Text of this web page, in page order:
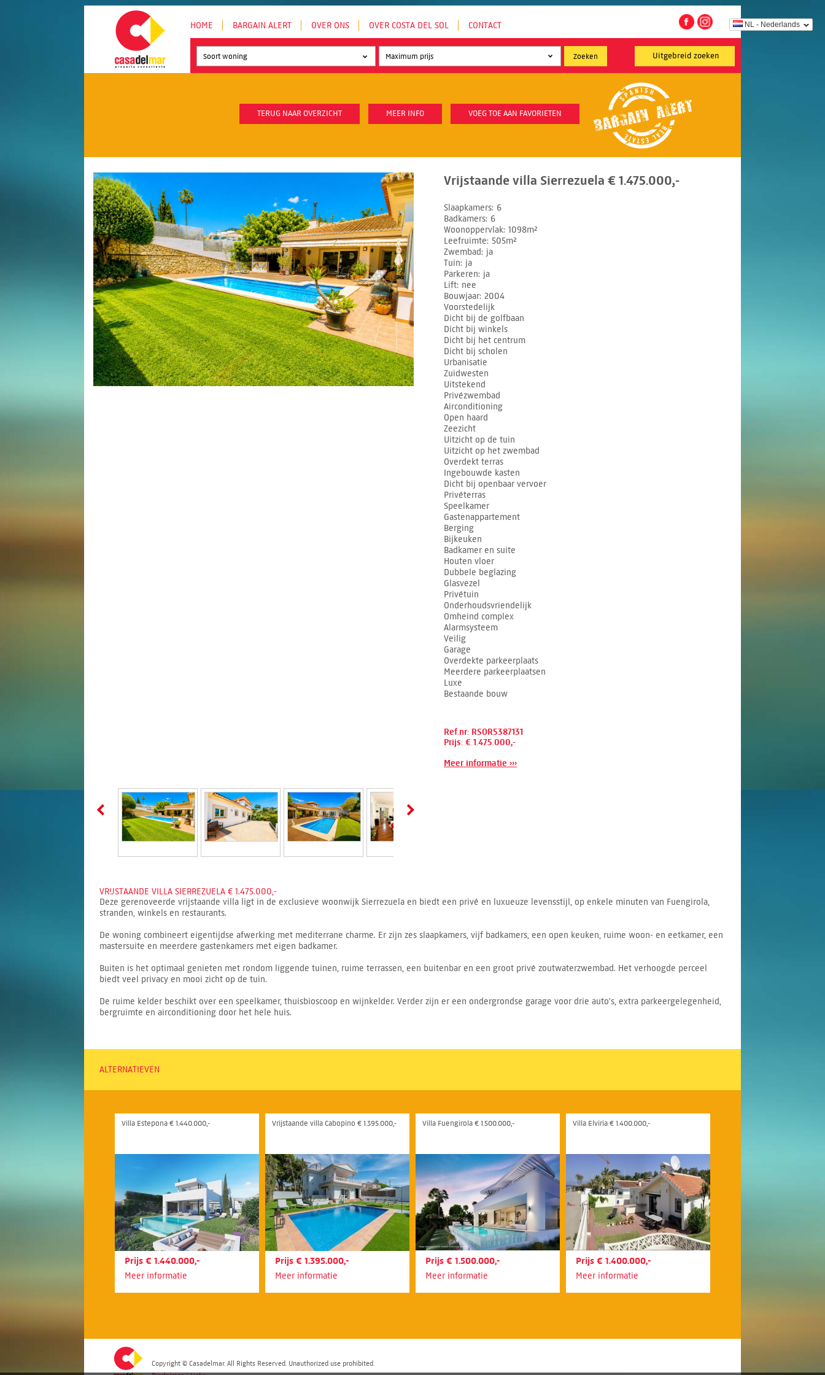
NL - Nederlands
HOME BARGAIN ALERT OVER ONS OVER COSTA DEL SOL CONTACT
Uitgebreid zoeken
Soort woning
TERUG NAAR OVERZICHT MEER INFO VOEG TOE AAN FAVORIETEN
Vrijstaande villa Sierrezuela € 1.475.000,-
Slaapkamers 6
Badkamers 6
Woonoppervlak 1098m²
Leefruimte 505m²
Zwembad
ja
Tuin ja
Parkeren ja
Lift nee
Bouwjaar 2004
Voorstedelijk
Dicht bij de golfbaan
Dicht bij winkels
Dicht bij het centrum
Dicht bij scholen
Urbanisatie
Zuidwesten
Uitstekend
Privézwembad
Airconditioning
Open haard
Zeezicht
Uitzicht op de tuin
Uitzicht op het zwembad
Overdekt terras
Ingebouwde kasten
Dicht bij openbaar vervoer
Privéterras
Speelkamer
Gastenappartement
Berging
Bijkeuken
Badkamer en suite
Houten vloer
Dubbele beglazing
Glasvezel
Privétuin
Onderhoudsvriendelijk
Omheind complex
Alarmsysteem
Veilig
Garage
Overdekte parkeerplaats
Meerdere parkeerplaatsen
Luxe
Bestaande bouw
Ref.nr: RSOR5387131
Prijs: € 1.475.000,-
Meer informatie ›››
VRIJSTAANDE VILLA SIERREZUELA € 1.475.000,-
Deze gerenoveerde vrijstaande villa ligt in de exclusieve woonwijk Sierrezuela en biedt een privé en luxueuze levensstijl, op enkele minuten van Fuengirola,
stranden, winkels en restaurants.
De woning combineert eigentijdse afwerking met mediterrane charme. Er zijn zes slaapkamers, vijf badkamers, een open keuken, ruime woon- en eetkamer, een
mastersuite en meerdere gastenkamers met eigen badkamer.
Buiten is het optimaal genieten met rondom liggende tuinen, ruime terrassen, een buitenbar en een groot privé zoutwaterzwembad. Het verhoogde perceel
biedt veel privacy en mooi zicht op de tuin.
De ruime kelder beschikt over een speelkamer, thuisbioscoop en wijnkelder. Verder zijn er een ondergrondse garage voor drie auto's, extra parkeergelegenheid,
bergruimte en airconditioning door het hele huis.
ALTERNATIEVEN
Villa Estepona € 1.440.000,-
Prijs € 1.440.000,-
Meer informatie
Vrijstaande villa Cabopino € 1.395.000,-
Prijs € 1.395.000,-
Meer informatie
Villa Fuengirola € 1.500.000,-
Prijs € 1.500.000,-
Meer informatie
Villa Elviria € 1.400.000,-
Prijs € 1.400.000,-
Meer informatie
Copyright © Casadelmar. All Rights Reserved. Unauthorized use prohibited.